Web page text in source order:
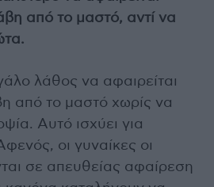
από το μαστό, αντί να
λάθος να αφαιρείται
από το μαστό χωρίς να
Αυτό ισχύει για
οι γυναίκες οι
σε απευθείας αφαίρεση